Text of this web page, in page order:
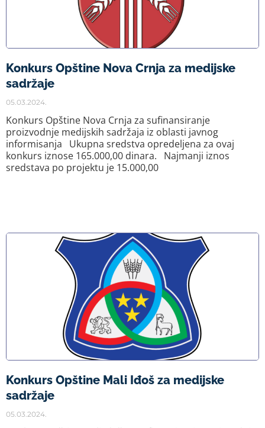
Konkurs Opštine Nova Crnja za medijske
sadržaje
05.03.2024.
Konkurs Opštine Nova Crnja za sufinansiranje
proizvodnje medijskih sadržaja iz oblasti javnog
informisanja Ukupna sredstva opredeljena za ovaj
konkurs iznose 165.000,00 dinara. Najmanji iznos
sredstava po projektu je 15.000,00
Konkurs Opštine Mali Iđoš za medijske
sadržaje
05.03.2024.